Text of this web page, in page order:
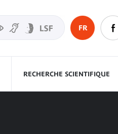
FR
RECHERCHE SCIENTIFIQUE